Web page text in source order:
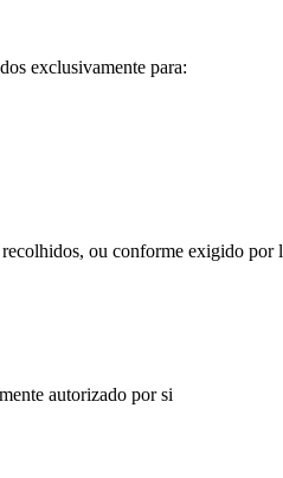
exclusivamente para:
ou conforme exigido
autorizado por si